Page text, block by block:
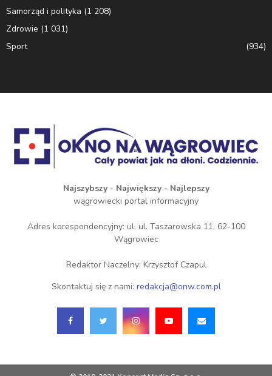
Samorząd i polityka (1 208)
Zdrowie (1 031)
Sport
(934)
Najszybszy - Największy - Najlepszy
wągrowiecki portal informacyjny
Adres korespondencyjny: ul. ul. Taszarowska 11, 62-100
Wągrowiec
Redaktor Naczelny: Krzysztof Czapul
Skontaktuj się z nami: redakcja@onw.com.pl